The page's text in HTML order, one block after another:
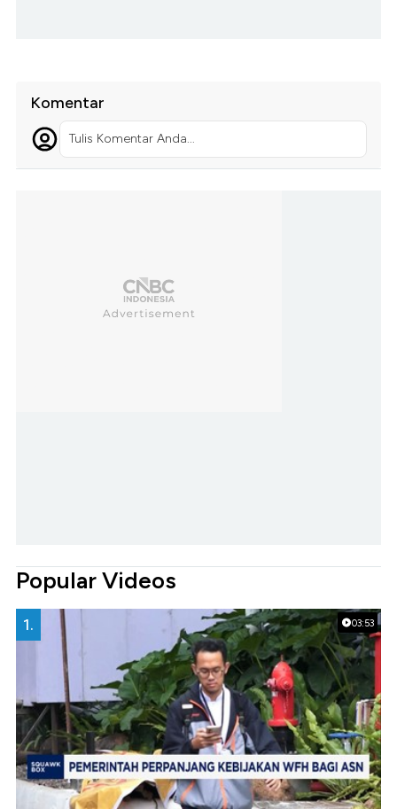
Komentar
Tulis Komentar Anda...
Popular Videos
03:53
1.